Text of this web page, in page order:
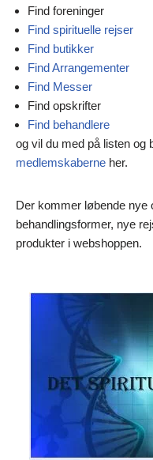
Find foreninger
Find spirituelle rejser
Find butikker
Find Arrangementer
Find Messer
Find opskrifter
Find behandlere
og vil du med på listen og
medlemskaberne her.
Der kommer løbende
behandlingsformer, nye
produkter i webshoppen.